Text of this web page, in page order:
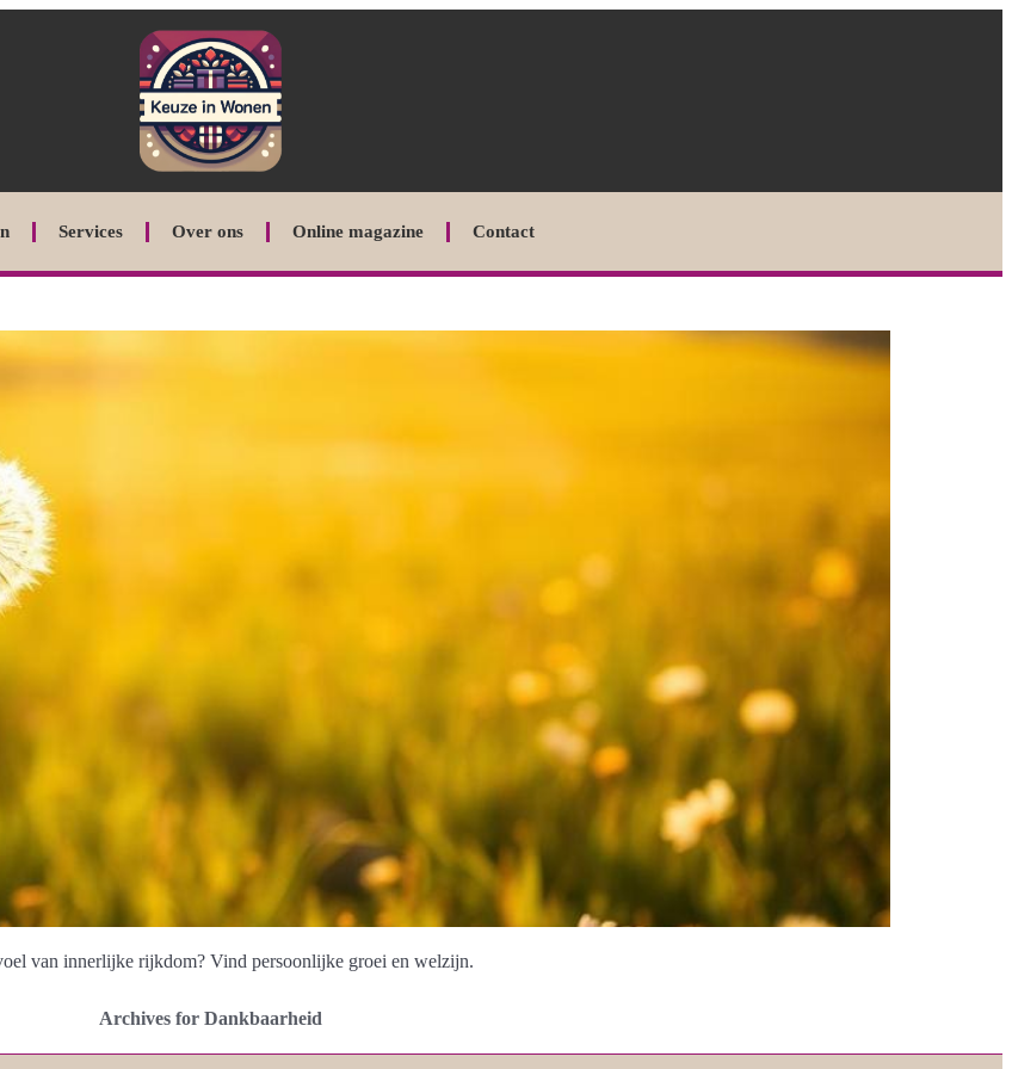
Services Over ons Online magazine Contact
van innerlijke rijkdom? Vind persoonlijke groei en welzijn.
Archives for Dankbaarheid